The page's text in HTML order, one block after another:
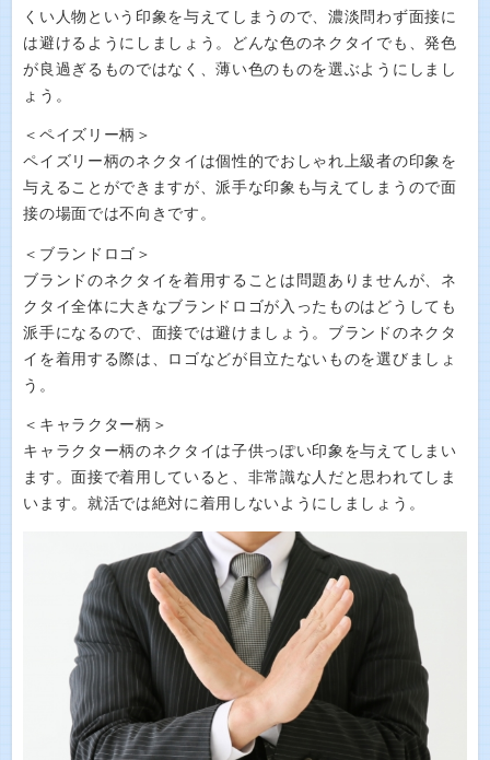
くい人物という印象を与えてしまうので、濃淡問わず面接に
は避けるようにしましょう。どんな色のネクタイでも、発色
が良過ぎるものではなく、薄い色のものを選ぶようにしまし
ょう。
＜ペイズリー柄＞
ペイズリー柄のネクタイは個性的でおしゃれ上級者の印象を
与えることができますが、派手な印象も与えてしまうので面
接の場面では不向きです。
＜ブランドロゴ＞
ブランドのネクタイを着用することは問題ありませんが、ネ
クタイ全体に大きなブランドロゴが入ったものはどうしても
派手になるので、面接では避けましょう。ブランドのネクタ
イを着用する際は、ロゴなどが目立たないものを選びましょ
う。
＜キャラクター柄＞
キャラクター柄のネクタイは子供っぽい印象を与えてしまい
ます。面接で着用していると、非常識な人だと思われてしま
います。就活では絶対に着用しないようにしましょう。